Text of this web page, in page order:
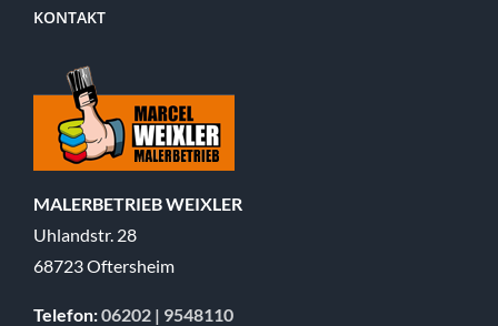
KONTAKT
MALERBETRIEB WEIXLER
Uhlandstr. 28
68723 Oftersheim
Telefon:06202 | 9548110